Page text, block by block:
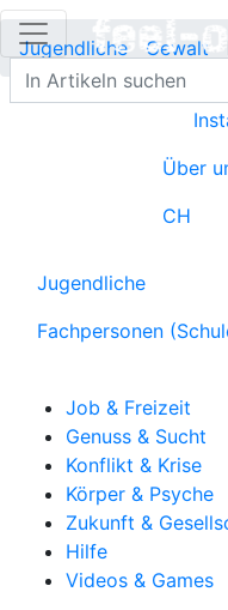
Jugendliche Gewalt
Über
CH
Jugendliche
Fachpersonen
Job & Freizeit
Genuss & Sucht
Konflikt & Krise
Körper & Psyche
Zukunft &
Hilfe
Videos & Games